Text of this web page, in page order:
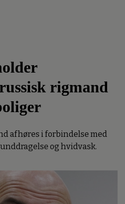
rigmand
afhøres i forbindelse med
og hvidvask.